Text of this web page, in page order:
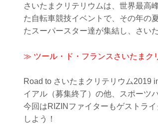
さいたまクリテリウムは、世界最高
た自転車競技イベントで、その年の
たスーパースター達が集結し、さい
≫ ツール・ド・フランスさいたまク
Road to さいたまクリテリウム2019
イアル（募集終了）の他、スポーツ
今回はRIZINファイターもゲストラ
しよう！